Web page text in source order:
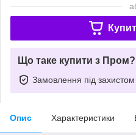
Що таке купити з Пром?
Замовлення під захистом
Опис Характеристики